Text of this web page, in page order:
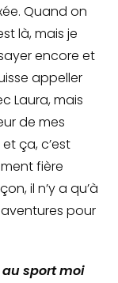
Quand on
là, mais je
encore et
appeller
Laura, mais
de mes
ça, c’est
fière
il n’y a qu’à
pour
sport moi